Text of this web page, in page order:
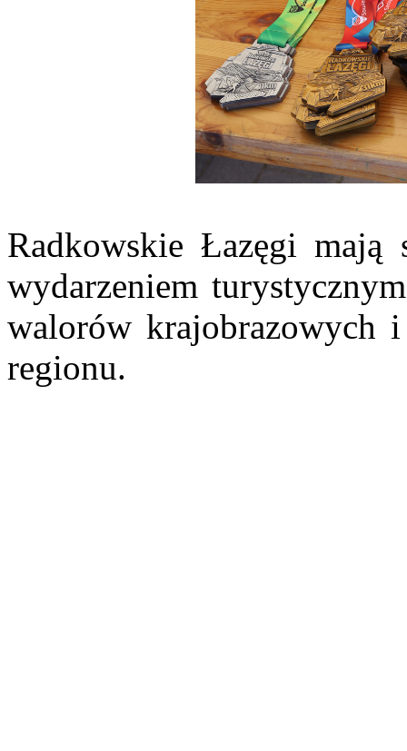
Radkowskie Łazęgi mają
wydarzeniem
walorów krajobrazowych
regionu.